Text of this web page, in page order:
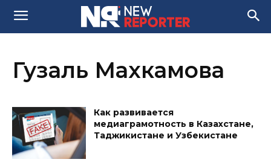
Гузаль Махкамова
Как развивается
медиаграмотность в Казахстане,
Таджикистане и Узбекистане